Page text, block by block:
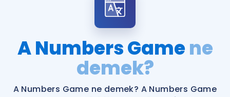
Şifremi Hatırlamıyorum
Remzi Hoca ile seni sınava hazırlayacak onlarca eğitim seni
bekliyor!
Katılımcı Görüşleri
Faydalı Araçlar
A Numbers Gamene
demek?
A Numbers Game ne demek? A Numbers Game